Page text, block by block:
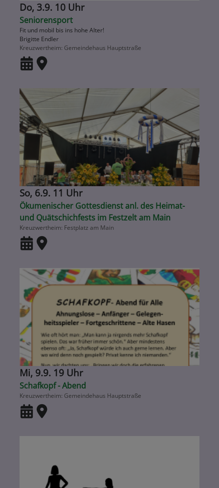
Do, 3.9. 10 Uhr
Seniorensport
Fit und mobil bis ins hohe Alter!
Brigitte Endler
Kreuzwertheim Gemeindehaus Hauptstraße
So, 6.9. 11 Uhr
Ökumenischer Gottesdienst anl. des Heimat-
und Quätschichfests im Festzelt am Main
Kreuzwertheim Festplatz am Main
Mi, 9.9. 19 Uhr
Schafkopf - Abend
Kreuzwertheim Gemeindehaus Hauptstraße